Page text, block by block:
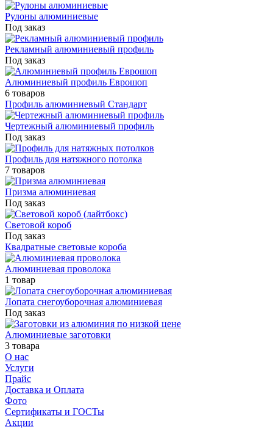
Рулоны алюминиевые
Под заказ
Рекламный алюминиевый профиль
Под заказ
Алюминиевый профиль Еврошоп
6 товаров
Профиль алюминиевый Стандарт
Чертежный алюминиевый профиль
Под заказ
Профиль для натяжного потолка
7 товаров
Призма алюминиевая
Под заказ
Световой короб
Под заказ
Квадратные световые короба
Алюминиевая проволока
1 товар
Лопата снегоуборочная алюминиевая
Под заказ
Алюминиевые заготовки
3 товара
О нас
Услуги
Прайс
Доставка и Оплата
Фото
Сертификаты и ГОСТы
Акции